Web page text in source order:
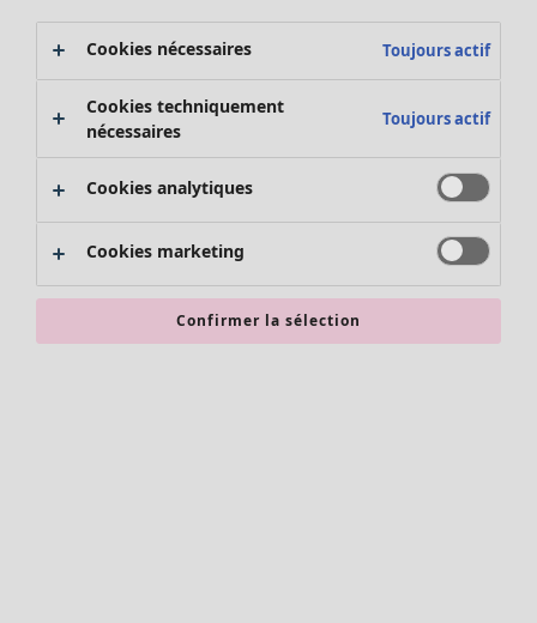
Promos SOLDES
Les promos de Gudrun Sjödén
Nouvel arrivage
Bonnes affaires en soldes - jusqu'à -70
Cookies nécessaires Toujours actif
Cookies techniquement
nécessaires
Toujours actif
Cookies analytiques
Cookies marketing
Confirmer la sélection